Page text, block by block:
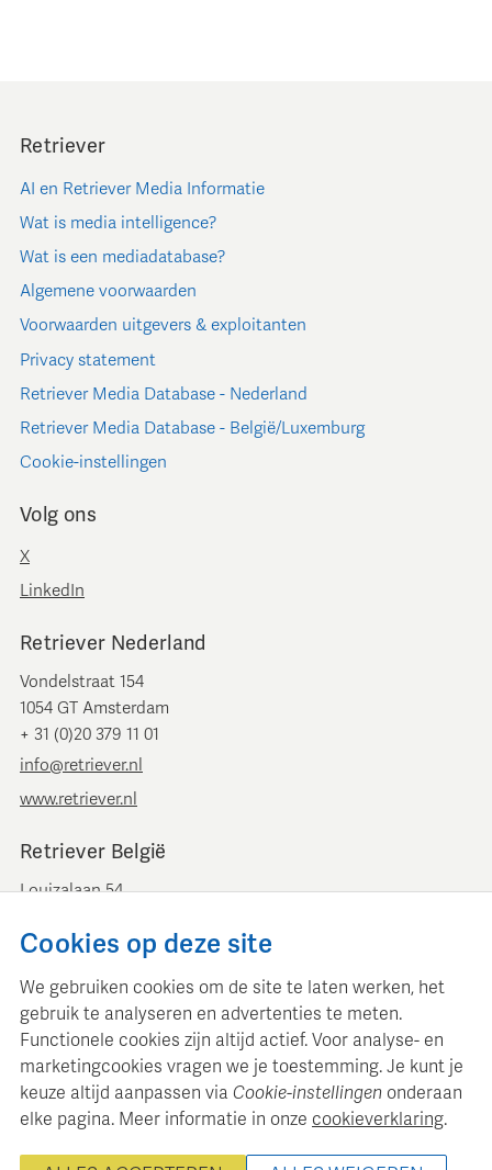
Retriever
AI en Retriever Media Informatie
Wat is media intelligence?
Wat is een mediadatabase?
Algemene voorwaarden
Voorwaarden uitgevers & exploitanten
Privacy statement
Retriever Media Database - Nederland
Retriever Media Database - België/Luxemburg
Cookie-instellingen
Volg ons
X
LinkedIn
Retriever Nederland
Vondelstraat 154
1054 GT Amsterdam
+ 31 (0)20 379 11 01
info@retriever.nl
www.retriever.nl
Retriever België
Louizalaan 54
+ 32 (0)2 893 00 52
www.retrievermedia.be
Retriever Media Informatie onderhoudt een gestructureerde
mediadatabase voor professionele mediaplanning en analyse.
Cookies op deze site
We gebruiken cookies om de site te laten werken, het
gebruik te analyseren en advertenties te meten.
Functionele cookies zijn altijd actief. Voor analyse- en
marketingcookies vragen we je toestemming. Je kunt je
keuze altijd aanpassen via Cookie-instellingen onderaan
elke pagina. Meer informatie in onze cookieverklaring.